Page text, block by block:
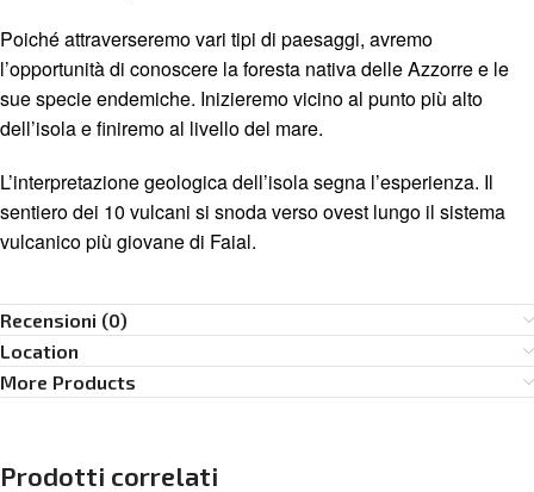
Poiché attraverseremo vari tipi di paesaggi, avremo
l’opportunità di conoscere la foresta nativa delle Azzorre e le
sue specie endemiche. Inizieremo vicino al punto più alto
dell’isola e finiremo al livello del mare.
L’interpretazione geologica dell’isola segna l’esperienza. Il
sentiero dei 10 vulcani si snoda verso ovest lungo il sistema
vulcanico più giovane di Faial.
Recensioni (0)
Location
More Products
Prodotti correlati